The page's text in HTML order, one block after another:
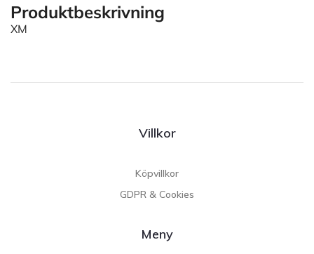
Produktbeskrivning
XM
Villkor
Köpvillkor
GDPR & Cookies
Meny